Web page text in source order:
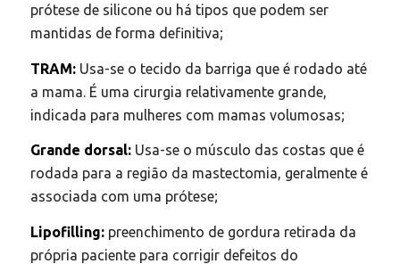
prótese de silicone ou há tipos que podem ser
mantidas de forma definitiva;
TRAM:Usa-se o tecido da barriga que é rodado até
a mama. É uma cirurgia relativamente grande,
indicada para mulheres com mamas volumosas;
Grande dorsal:Usa-se o músculo das costas que é
rodada para a região da mastectomia, geralmente é
associada com uma prótese;
Lipofilling:preenchimento de gordura retirada da
própria paciente para corrigir defeitos do